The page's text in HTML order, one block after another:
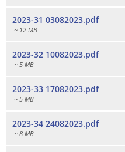
2023-31 03082023.pdf
~ 12 MB
2023-32 10082023.pdf
~ 5 MB
2023-33 17082023.pdf
~ 5 MB
2023-34 24082023.pdf
~ 8 MB